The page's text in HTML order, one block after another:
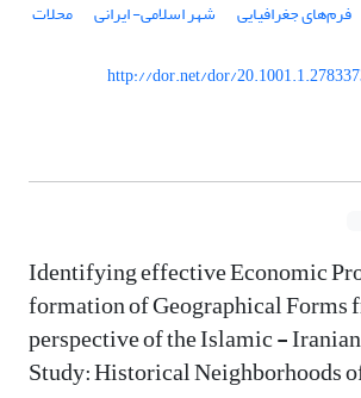
فرم‌های جغرافیایی شهر اسلامی- ایرانی محلات
http://dor.net/dor/
Identifying effective Economic
formation of Geographical Forms
perspective of the Islamic -
Study: Historical Neighborhoods